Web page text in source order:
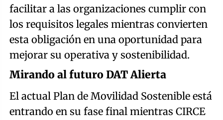
facilitar a las organizaciones cumplir con
los requisitos legales mientras convierten
esta obligación en una oportunidad para
mejorar su operativa y sostenibilidad.
Mirando al futuro DAT Alierta
El actual Plan de Movilidad Sostenible está
entrando en su fase final mientras CIRCE